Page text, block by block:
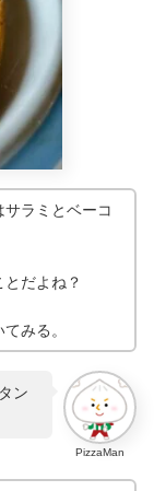
ラミとベーコ
だよね？
みる。
PizzaMan
ン